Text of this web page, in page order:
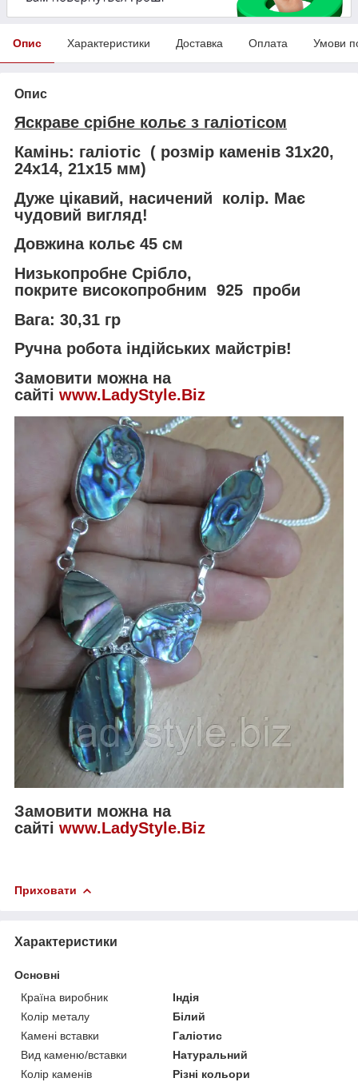
Опис Характеристики Доставка Оплата Умови
Опис
Яскраве срібне кольє з галіотісом
Камінь: галіотіс ( розмір каменів 31х20,
24х14, 21х15 мм)
Дуже цікавий, насичений колір. Має
чудовий вигляд!
Довжина кольє 45 см
Низькопробне Срібло,
покрите високопробним 925 проби
Вага: 30,31 гр
Ручна робота індійських майстрів!
Замовити можна на
сайті www.LadyStyle.Biz
Замовити можна на
сайті www.LadyStyle.Biz
Приховати
Характеристики
Основні
Країна виробник
Індія
Колір металу
Білий
Камені вставки
Галіотис
Вид каменю/вставки
Натуральний
Колір каменів
Різні кольори